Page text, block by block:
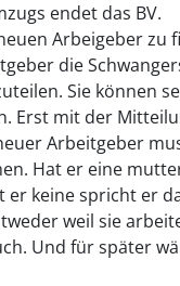
endet das BV.
Arbeigeber zu
die
Sie können
Erst mit der
Arbeitgeber
Hat er eine
er keine spricht er
weil sie
Und für später